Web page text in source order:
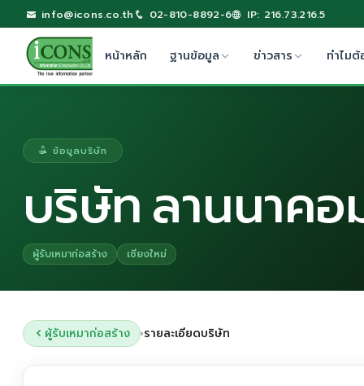
info@icons.co.th 02-810-8892-6 IP: 216.73.216.5
หน้าหลัก ฐานข้อมูล ข่าวสาร ทำไมต้
ข้อมูลบริษัท
บริษัท ลานนาคอ
ผู้รับเหมาก่อสร้าง เชียงใหม่
ผู้รับเหมาก่อสร้าง ›รายละเอียดบริษัท